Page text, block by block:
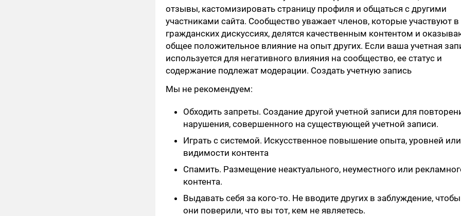
отзывы, кастомизировать страницу профиля и общаться с другими
участниками сайта. Сообщество уважает членов, которые участвуют в
гражданских дискуссиях, делятся качественным контентом и
общее положительное влияние на опыт других. Если ваша учетная
используется для негативного влияния на сообщество, ее статус и
содержание подлежат модерации. Создать учетную запись
Мы не рекомендуем:
Обходить запреты. Создание другой учетной записи для
нарушения, совершенного на существующей учетной записи.
Играть с системой. Искусственное повышение опыта, уровней или
видимости контента
Спамить. Размещение неактуального, неуместного или
контента.
Выдавать себя за кого-то. Не вводите других в заблуждение, чтобы
они поверили, что вы тот, кем не являетесь.